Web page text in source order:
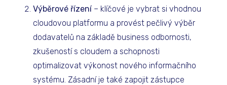
Výběrové řízení– klíčové je vybrat si vhodnou
cloudovou platformu a provést pečlivý výběr
dodavatelů na základě business odbornosti,
zkušeností s cloudem a schopnosti
optimalizovat výkonost nového informačního
systému. Zásadní je také zapojit zástupce